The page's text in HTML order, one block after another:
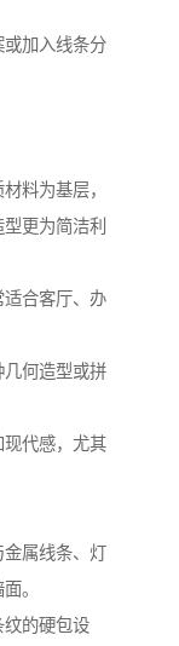
加入线条分
料为基层，
更为简洁利
合客厅、办
何造型或拼
代感，尤其
属线条、灯
。
纹的硬包设